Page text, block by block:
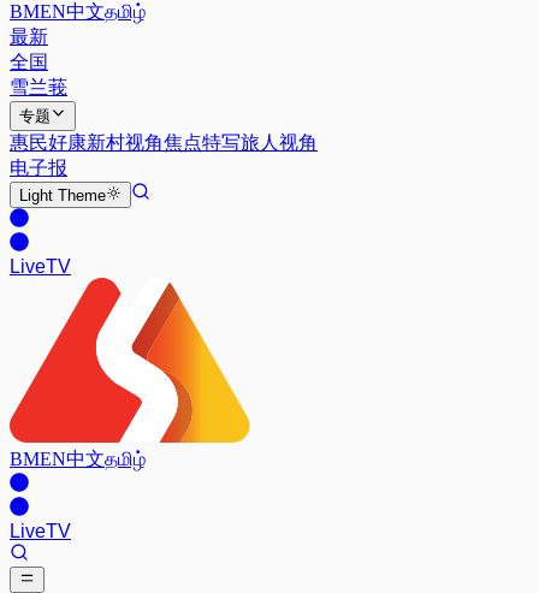
BMEN中文தமிழ்
最新
全国
雪兰莪
专题
惠民好康新村视角焦点特写旅人视角
电子报
Light Theme
LiveTV
BMEN中文தமிழ்
LiveTV